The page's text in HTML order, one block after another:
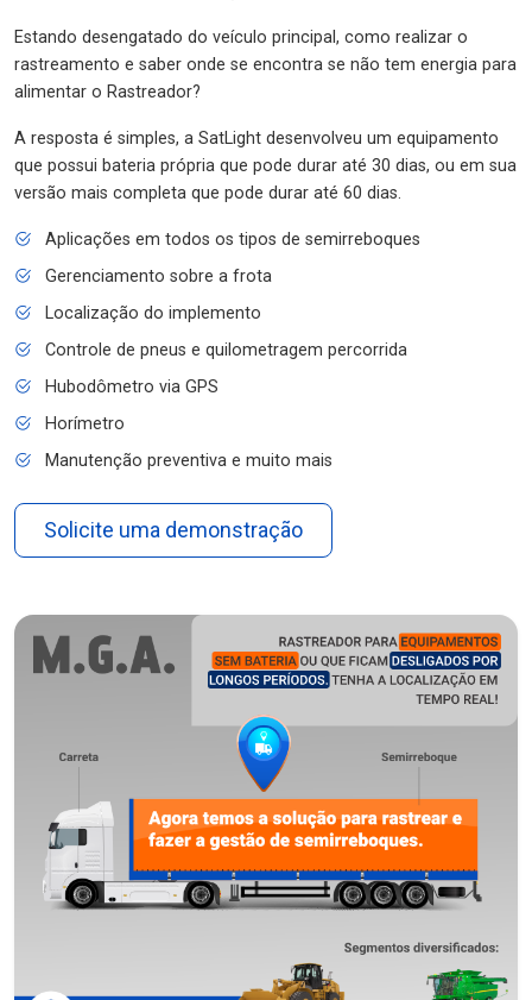
Estando desengatado do veículo principal, como realizar o
rastreamento e saber onde se encontra se não tem energia para
alimentar o Rastreador?
A resposta é simples, a SatLight desenvolveu um equipamento
que possui bateria própria que pode durar até 30 dias, ou em sua
versão mais completa que pode durar até 60 dias.
Aplicações em todos os tipos de semirreboques
Gerenciamento sobre a frota
Localização do implemento
Controle de pneus e quilometragem percorrida
Hubodômetro via GPS
Horímetro
Manutenção preventiva e muito mais
Solicite uma demonstração